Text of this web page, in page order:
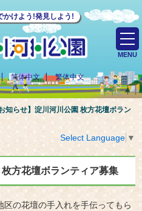
かけよう!発見しよう!
简体中文 繁体中文
MENU
お知らせ】淀川河川公園 枚方花壇ボラン
Select Language ▼
枚方花壇ボランティア募集
の花壇の手入れを手伝ってもら